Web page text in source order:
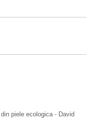
piele ecologica - David